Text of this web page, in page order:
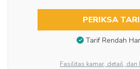
PERIKSA
Tarif Rendah
Fasilitas kamar, detail, dan